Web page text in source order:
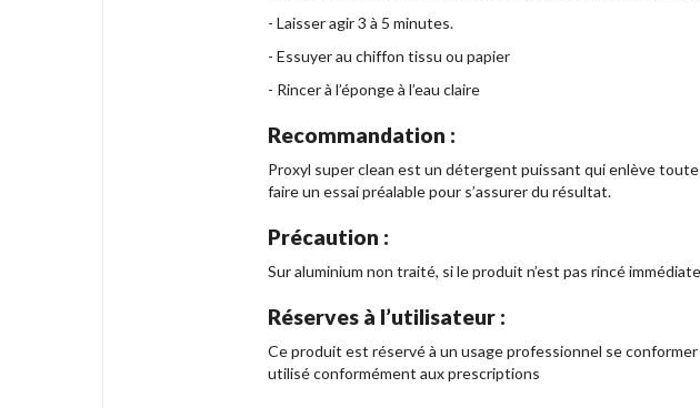
- Laisser agir 3 à 5 minutes.
- Essuyer au chiffon tissu ou papier
- Rincer à l’éponge à l’eau claire
Recommandation :
Proxyl super clean est un détergent puissant qui enlève
faire un essai préalable pour s’assurer du résultat.
Précaution :
Sur aluminium non traité, si le produit n’est pas rincé
Réserves à l’utilisateur :
Ce produit est réservé à un usage professionnel se
utilisé conformément aux prescriptions